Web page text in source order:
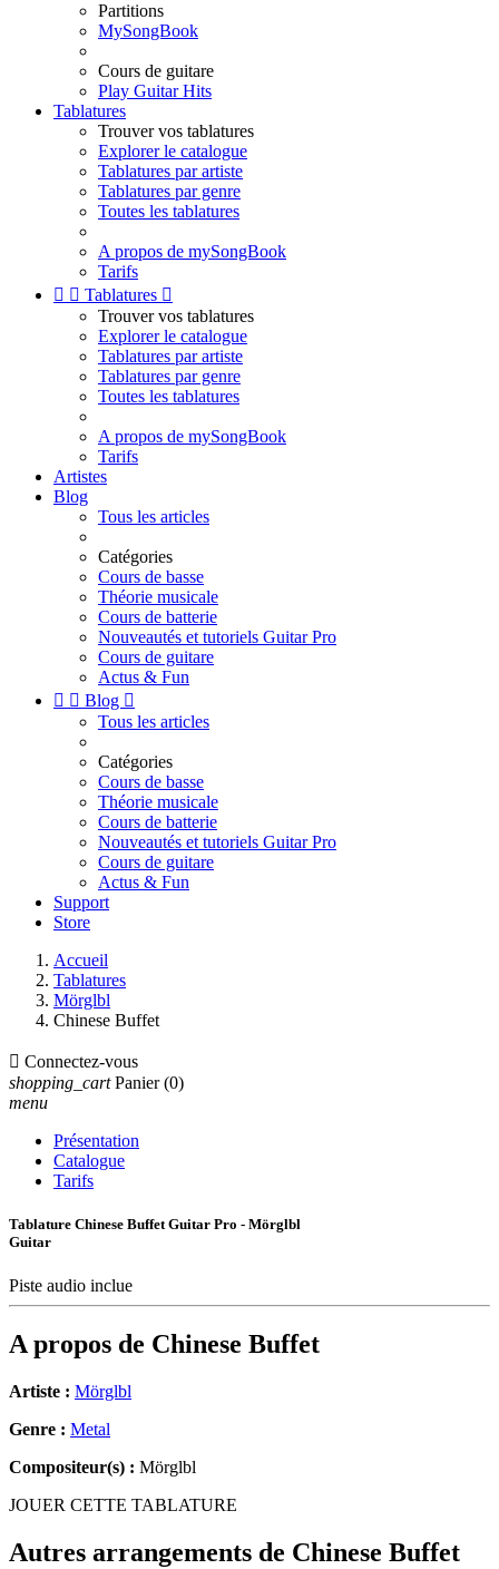
Partitions
MySongBook
Cours de guitare
Play Guitar Hits
Tablatures
Trouver vos tablatures
Explorer le catalogue
Tablatures par artiste
Tablatures par genre
Toutes les tablatures
A propos de mySongBook
Tarifs
  Tablatures 
Trouver vos tablatures
Explorer le catalogue
Tablatures par artiste
Tablatures par genre
Toutes les tablatures
A propos de mySongBook
Tarifs
Artistes
Blog
Tous les articles
Catégories
Cours de basse
Théorie musicale
Cours de batterie
Nouveautés et tutoriels Guitar Pro
Cours de guitare
Actus & Fun
  Blog 
Tous les articles
Catégories
Cours de basse
Théorie musicale
Cours de batterie
Nouveautés et tutoriels Guitar Pro
Cours de guitare
Actus & Fun
Support
Store
Accueil
Tablatures
Mörglbl
Chinese Buffet
 Connectez-vous
shopping_cart Panier (0)
menu
Présentation
Catalogue
Tarifs
Tablature Chinese Buffet Guitar Pro - Mörglbl
Guitar
Piste audio inclue
A propos de Chinese Buffet
Artiste : Mörglbl
Genre : Metal
Compositeur(s) : Mörglbl
JOUER CETTE TABLATURE
Autres arrangements de Chinese Buffet